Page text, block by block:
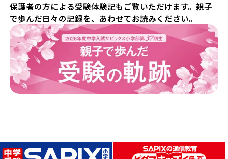
保護者の方による受験体験記もご覧いただけます。親子
で歩んだ日々の記録を、あわせてお読みください。